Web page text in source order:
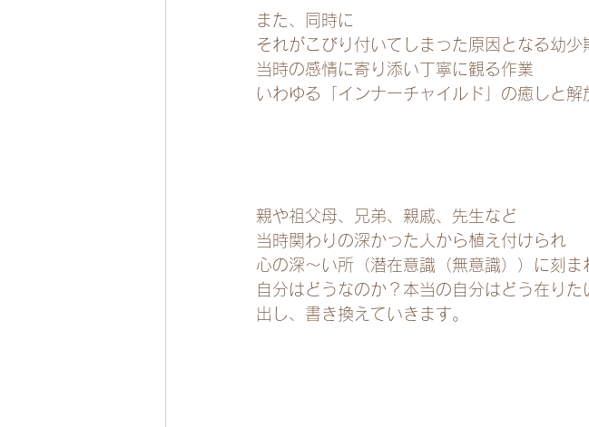
また、同時に
それがこびり付いてしまった原因となる幼少
当時の感情に寄り添い丁寧に観る作業
いわゆる「インナーチャイルド」の癒しと解
親や祖父母、兄弟、親戚、先生など
当時関わりの深かった人から植え付けられ
心の深～い所（潜在意識（無意識））に刻
自分はどうなのか？本当の自分はどう在り
出し、書き換えていきます。